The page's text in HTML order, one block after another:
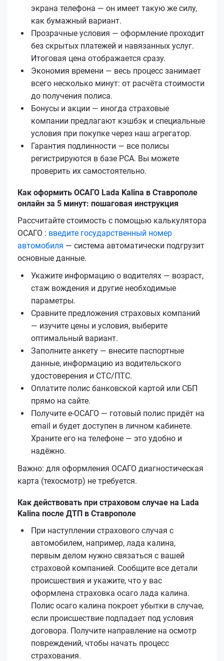
экрана телефона — он имеет такую же силу,
как бумажный вариант.
Прозрачные условия — оформление проходит
без скрытых платежей и навязанных услуг.
Итоговая цена отображается сразу.
Экономия времени — весь процесс занимает
всего несколько минут: от расчёта стоимости
до получения полиса.
Бонусы и акции — иногда страховые
компании предлагают кэшбэк и специальные
условия при покупке через наш агрегатор.
Гарантия подлинности — все полисы
регистрируются в базе РСА. Вы можете
проверить их самостоятельно.
Как оформить ОСАГО Lada Kalina в Ставрополе
онлайн за 5 минут: пошаговая инструкция
Рассчитайте стоимость с помощью калькулятора
ОСАГО : введите государственный номер
автомобиля — система автоматически подгрузит
основные данные.
Укажите информацию о водителях — возраст,
стаж вождения и другие необходимые
параметры.
Сравните предложения страховых компаний
— изучите цены и условия, выберите
оптимальный вариант.
Заполните анкету — внесите паспортные
данные, информацию из водительского
удостоверения и СТС/ПТС.
Оплатите полис банковской картой или СБП
прямо на сайте.
Получите е‑ОСАГО — готовый полис придёт на
email и будет доступен в личном кабинете.
Храните его на телефоне — это удобно и
надёжно.
Важно: для оформления ОСАГО диагностическая
карта (техосмотр) не требуется.
Как действовать при страховом случае на Lada
Kalina после ДТП в Ставрополе
При наступлении страхового случая с
автомобилем, например, лада калина,
первым делом нужно связаться с вашей
страховой компанией. Сообщите все детали
происшествия и укажите, что у вас
оформлена страховка осаго лада калина.
Полис осаго калина покроет убытки в случае,
если происшествие подпадает под условия
договора. Получите направление на осмотр
повреждений, чтобы начать процесс
страхования.